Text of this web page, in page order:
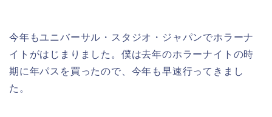
今年もユニバーサル・スタジオ・ジャパンでホラーナ
イトがはじまりました。僕は去年のホラーナイトの時
期に年パスを買ったので、今年も早速行ってきまし
た。